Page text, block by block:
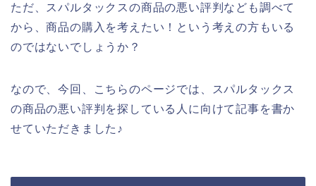
ただ、スパルタックスの商品の悪い評判なども調べて
から、商品の購入を考えたい！という考えの方もいる
のではないでしょうか？
なので、今回、こちらのページでは、スパルタックス
の商品の悪い評判を探している人に向けて記事を書か
せていただきました♪